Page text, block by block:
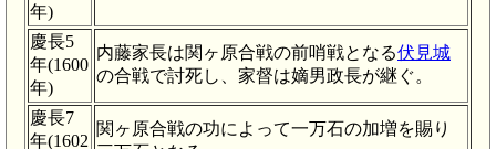
年)
慶長5
年(1600
年)
内藤家長は関ヶ原合戦の前哨戦となる伏見城
の合戦で討死し、家督は嫡男政長が継ぐ。
慶長7
年(1602
関ヶ原合戦の功によって一万石の加増を賜り